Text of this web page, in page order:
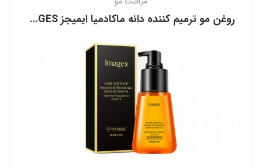
روغن مو ترمیم کننده دانه ماکادمیا ایمیجز IMAGES